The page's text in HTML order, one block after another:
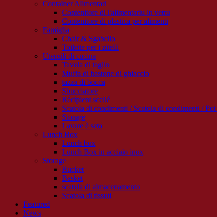
Container Alimentari
Contenitore di l'alimentariu in vetru
Contenitore di plastica per alimenti
Famiglia
Chair & Sgabello
Toilette per i zitelli
Utensili di cucina
Tavola di taglio
Muffa di bastone di ghiaccio
tazza di bocca
Sbucciatore
Récipient scellé
Scatola di condimenti / Scatola di condimenti /
Storage
Lavare è seta
Lunch Box
Lunch box
Lunch Box in acciaio inox
Storage
Bucket
Basket
scatula di almacenamento
Scatola di tissuti
Featured
News